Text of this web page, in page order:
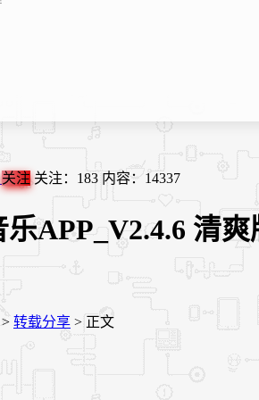
关注 关注： 183 内容： 14337
APP_V2.4.6 清爽
> 转载分享 > 正文